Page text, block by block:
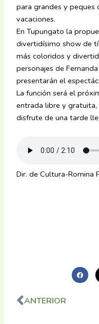
para grandes y peques
vacaciones.
En Tupungato la
divertidísimo show de
más coloridos y
personajes de
presentarán el
La función será el
entrada libre y
disfrute de una tarde
Dir. de Cultura-Romina
Ant
ANTERIOR